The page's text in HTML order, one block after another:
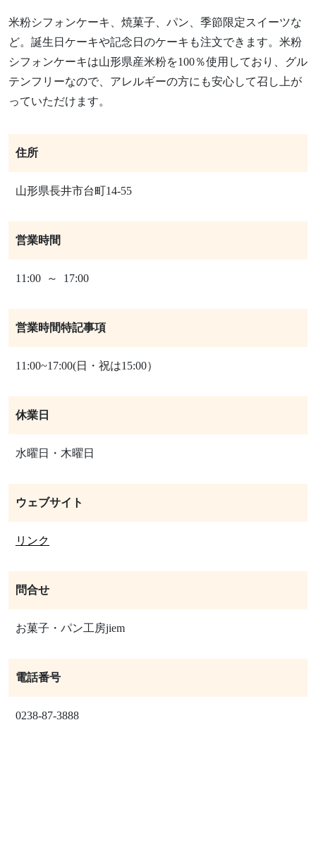
米粉シフォンケーキ、焼菓子、パン、季節限定スイーツな
ど。誕生日ケーキや記念日のケーキも注文できます。米粉
シフォンケーキは山形県産米粉を100％使用しており、グル
テンフリーなので、アレルギーの方にも安心して召し上が
っていただけます。
住所
山形県長井市台町14-55
営業時間
11:00 ～ 17:00
営業時間特記事項
11:00~17:00(日・祝は15:00）
休業日
水曜日・木曜日
ウェブサイト
リンク
問合せ
お菓子・パン工房jiem
電話番号
0238-87-3888